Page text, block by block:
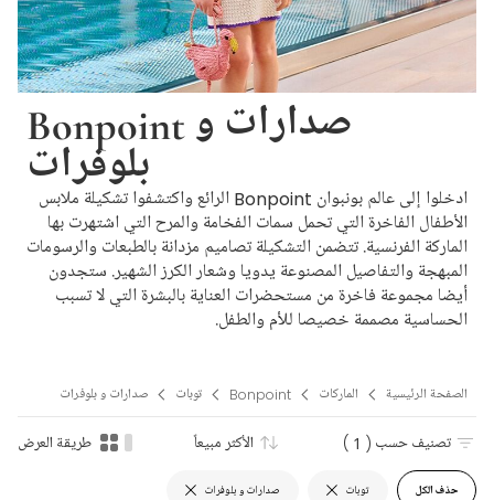
Bonpoint صدارات و
بلوفرات
ادخلوا إلى عالم بونبوان Bonpoint الرائع واكتشفوا تشكيلة ملابس
الأطفال الفاخرة التي تحمل سمات الفخامة والمرح التي اشتهرت بها
الماركة الفرنسية. تتضمن التشكيلة تصاميم مزدانة بالطبعات والرسومات
المبهجة والتفاصيل المصنوعة يدويا وشعار الكرز الشهير. ستجدون
أيضا مجموعة فاخرة من مستحضرات العناية بالبشرة التي لا تسبب
الحساسية مصممة خصيصا للأم والطفل.
الصفحة الرئيسية الماركات Bonpoint توبات صدارات و بلوفرات
حذف الكل توبات صدارات و بلوفرات
تصنيف حسب ( 1 ) الأكثر مبيعاً طريقة العرض